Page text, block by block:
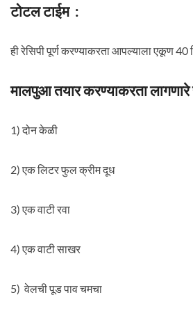
टोटल टाईम :
ही रेसिपी पूर्ण करण्याकरता आपल्याला एकूण 40
मालपुआ तयार करण्याकरता लागणारे
1) दोन केळी
2) एक लिटर फुल क्रीम दूध
3) एक वाटी रवा
4) एक वाटी साखर
5) वेलची पूड पाव चमचा